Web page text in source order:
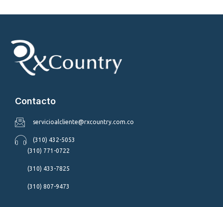
Contacto
servicioalcliente@rxcountry.com.co
(310) 432-5053
(310) 771-0722
(310) 433-7825
(310) 807-9473